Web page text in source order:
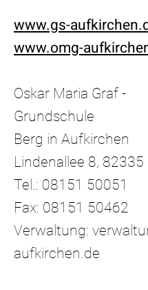
www.gs-
www.omg-
Oskar Maria Graf -
Grundschule
Berg in Aufkirchen
Lindenallee 8, 82335
Tel.: 08151 50051
Fax: 08151 50462
Verwaltung:
aufkirchen.de